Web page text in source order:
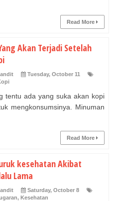
Read More
Akan Terjadi Setelah
Tuesday, October 11
tentu ada yang suka akan kopi
mengkonsumsinya. Minuman
Read More
kesehatan Akibat
Lama
Saturday, October 8
, Kesehatan